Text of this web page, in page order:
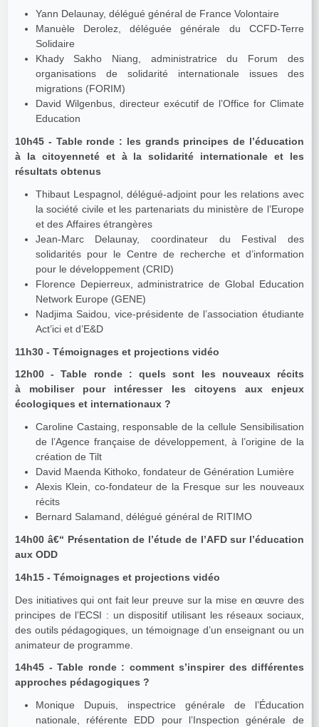
Yann Delaunay, délégué général de France Volontaire
Manuèle Derolez, déléguée générale du CCFD-Terre
Solidaire
Khady Sakho Niang, administratrice du Forum des
organisations de solidarité internationale issues des
migrations (FORIM)
David Wilgenbus, directeur exécutif de l’Office for Climate
Education
10h45 - Table ronde : les grands principes de l’éducation
à la citoyenneté et à la solidarité internationale et les
résultats obtenus
Thibaut Lespagnol, délégué-adjoint pour les relations avec
la société civile et les partenariats du ministère de l’Europe
et des Affaires étrangères
Jean-Marc Delaunay, coordinateur du Festival des
solidarités pour le Centre de recherche et d’information
pour le développement (CRID)
Florence Depierreux, administratrice de Global Education
Network Europe (GENE)
Nadjima Saidou, vice-présidente de l’association étudiante
Act’ici et d’E&D
11h30 - Témoignages et projections vidéo
12h00 - Table ronde : quels sont les nouveaux récits
à mobiliser pour intéresser les citoyens aux enjeux
écologiques et internationaux ?
Caroline Castaing, responsable de la cellule Sensibilisation
de l’Agence française de développement, à l’origine de la
création de Tilt
David Maenda Kithoko, fondateur de Génération Lumière
Alexis Klein, co-fondateur de la Fresque sur les nouveaux
récits
Bernard Salamand, délégué général de RITIMO
14h00 â€“ Présentation de l’étude de l’AFD sur l’éducation
aux ODD
14h15 - Témoignages et projections vidéo
Des initiatives qui ont fait leur preuve sur la mise en œuvre des
principes de l’ECSI : un dispositif utilisant les réseaux sociaux,
des outils pédagogiques, un témoignage d’un enseignant ou un
animateur de programme.
14h45 - Table ronde : comment s’inspirer des différentes
approches pédagogiques ?
Monique Dupuis, inspectrice générale de l’Éducation
nationale, référente EDD pour l’Inspection générale de